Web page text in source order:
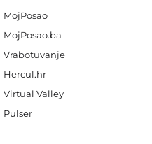
MojPosao
MojPosao.ba
Vrabotuvanje
Hercul.hr
Virtual Valley
Pulser